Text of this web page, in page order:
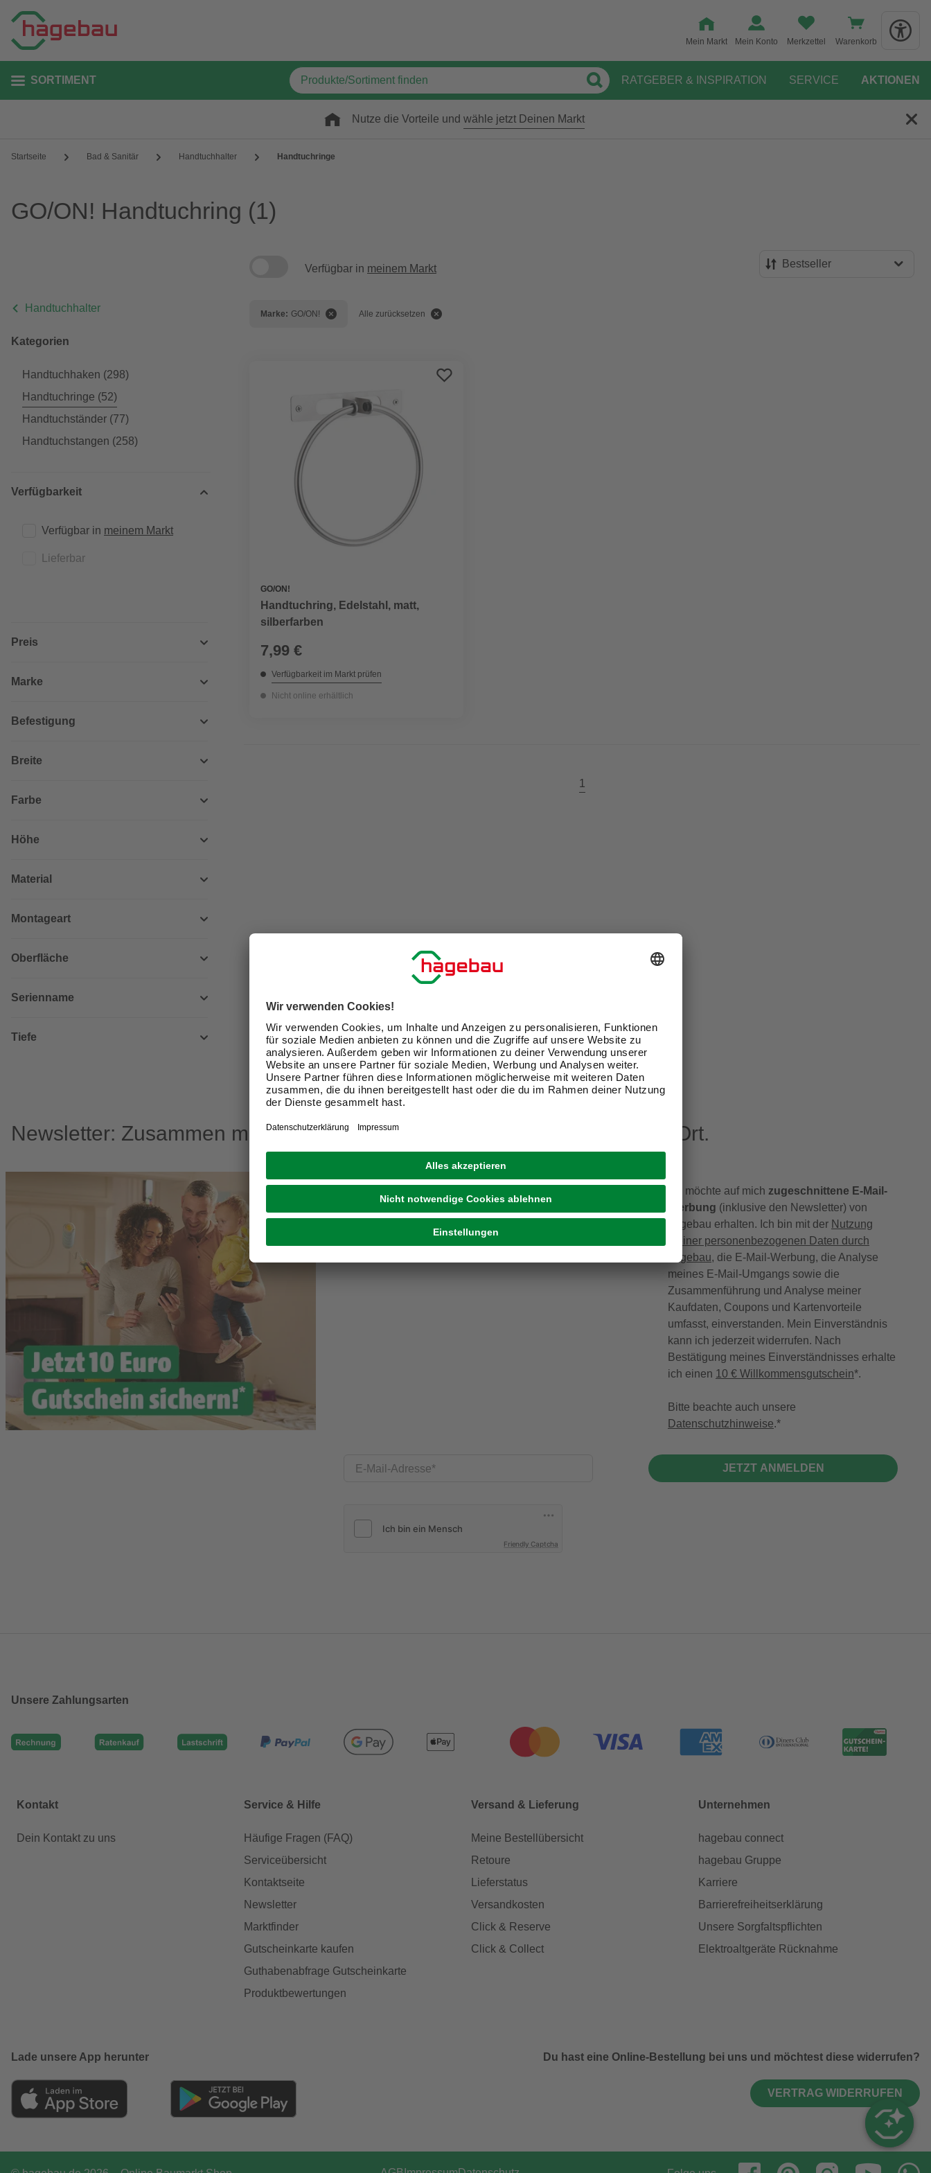
Mein Markt Mein Konto Merkzettel Warenkorb
SORTIMENT RATGEBER & INSPIRATION SERVICE AKTIONEN
Nutze die Vorteile und wähle jetzt Deinen Markt
Startseite Bad & Sanitär Handtuchhalter Handtuchringe
GO/ON! Handtuchring (1)
Handtuchhalter
Kategorien
Handtuchhaken (298)
Handtuchringe (52)
Handtuchständer (77)
Handtuchstangen (258)
Verfügbarkeit
Verfügbar in meinem Markt
Lieferbar
Preis
Marke
Befestigung
Breite
Farbe
Höhe
Material
Montageart
Oberfläche
Serienname
Tiefe
Verfügbar in meinem Markt Bestseller
Marke: GO/ON! Alle zurücksetzen
GO/ON!
Handtuchring, Edelstahl, matt,
silberfarben
7,99 €
Verfügbarkeit im Markt prüfen
Nicht online erhältlich
1
Newsletter: Zusammen machen wir Dein Zuhause zu einem schöneren Ort.
Kreative Ideen & nützliche Heimwerker-Tipps
Produktneuheiten und innovative Lösungen
E-Mail-Adresse
Friendly Captcha
Ich möchte auf mich zugeschnittene E-Mail-
Werbung (inklusive den Newsletter) von
hagebau erhalten. Ich bin mit der Nutzung
meiner personenbezogenen Daten durch
hagebau, die E-Mail-Werbung, die Analyse
meines E-Mail-Umgangs sowie die
Zusammenführung und Analyse meiner
Kaufdaten, Coupons und Kartenvorteile
umfasst, einverstanden. Mein Einverständnis
kann ich jederzeit widerrufen. Nach
Bestätigung meines Einverständnisses erhalte
ich einen 10 € Willkommensgutschein*.
Bitte beachte auch unsere
Datenschutzhinweise.
JETZT ANMELDEN
Unsere Zahlungsarten
Kontakt
Dein Kontakt zu uns
Service & Hilfe
Häufige Fragen (FAQ)
Serviceübersicht
Kontaktseite
Newsletter
Marktfinder
Gutscheinkarte kaufen
Guthabenabfrage Gutscheinkarte
Produktbewertungen
Versand & Lieferung
Meine Bestellübersicht
Retoure
Lieferstatus
Versandkosten
Click & Reserve
Click & Collect
Unternehmen
hagebau connect
hagebau Gruppe
Karriere
Barrierefreiheitserklärung
Unsere Sorgfaltspflichten
Elektroaltgeräte Rücknahme
Lade unsere App herunter Du hast eine Online-Bestellung bei uns und möchtest diese widerrufen?
VERTRAG WIDERRUFEN